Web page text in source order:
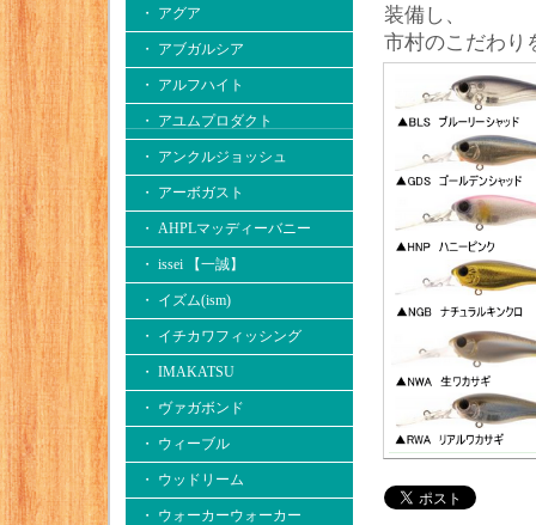
・ アグア
・ アブガルシア
・ アルフハイト
・ アユムプロダクト
・ アンクルジョッシュ
・ アーボガスト
・ AHPLマッディーバニー
・ issei 【一誠】
・ イズム(ism)
・ イチカワフィッシング
・ IMAKATSU
・ ヴァガボンド
・ ウィーブル
・ ウッドリーム
・ ウォーカーウォーカー
装備し、
市村のこだわり